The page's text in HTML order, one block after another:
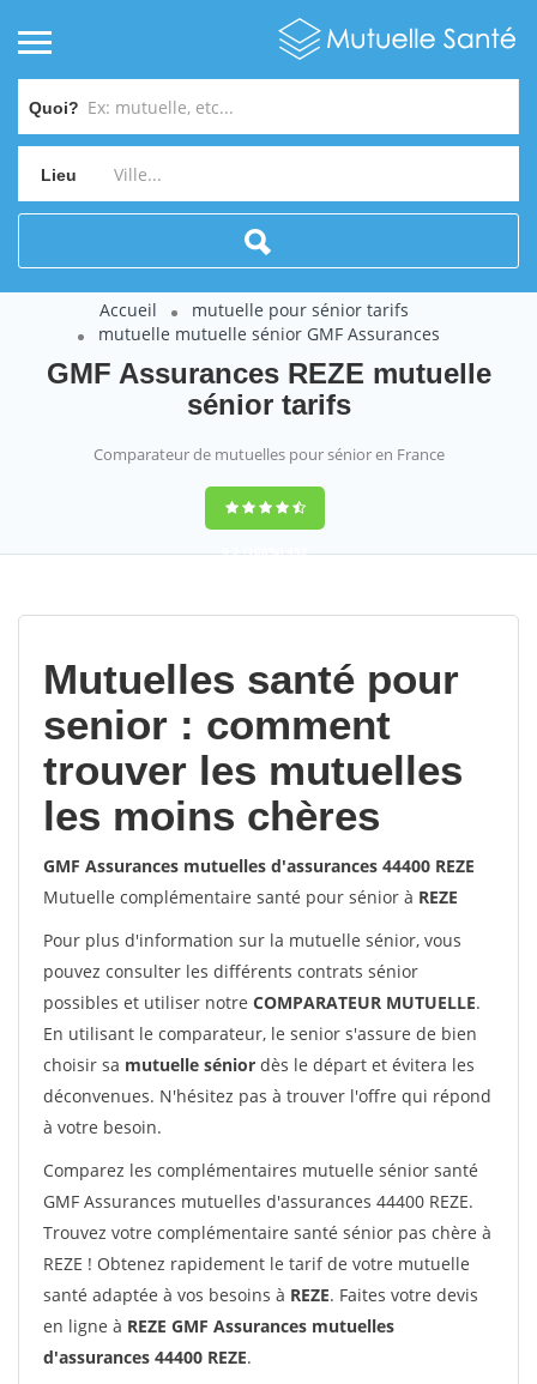
Quoi?
Lieu
Accueil
mutuelle pour sénior tarifs
mutuelle mutuelle sénior GMF Assurances
GMF Assurances REZE mutuelle
sénior tarifs
Comparateur de mutuelles pour sénior en France
9,2(100%)452
Mutuelles santé pour
senior : comment
trouver les mutuelles
les moins chères
GMF Assurances mutuelles d'assurances 44400 REZE
Mutuelle complémentaire santé pour sénior à REZE
Pour plus d'information sur la mutuelle sénior, vous
pouvez consulter les différents contrats sénior
possibles et utiliser notre COMPARATEUR MUTUELLE.
En utilisant le comparateur, le senior s'assure de bien
choisir sa mutuelle sénior dès le départ et évitera les
déconvenues. N'hésitez pas à trouver l'offre qui répond
à votre besoin.
Comparez les complémentaires mutuelle sénior santé
GMF Assurances mutuelles d'assurances 44400 REZE.
Trouvez votre complémentaire santé sénior pas chère à
REZE ! Obtenez rapidement le tarif de votre mutuelle
santé adaptée à vos besoins à REZE. Faites votre devis
en ligne à REZE GMF Assurances mutuelles
d'assurances 44400 REZE.